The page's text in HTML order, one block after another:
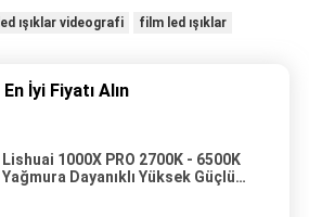
led ışıklar videografi film led ışıklar
En İyi Fiyatı Alın
Lishuai 1000X PRO 2700K - 6500K
Yağmura Dayanıklı Yüksek Güçlü